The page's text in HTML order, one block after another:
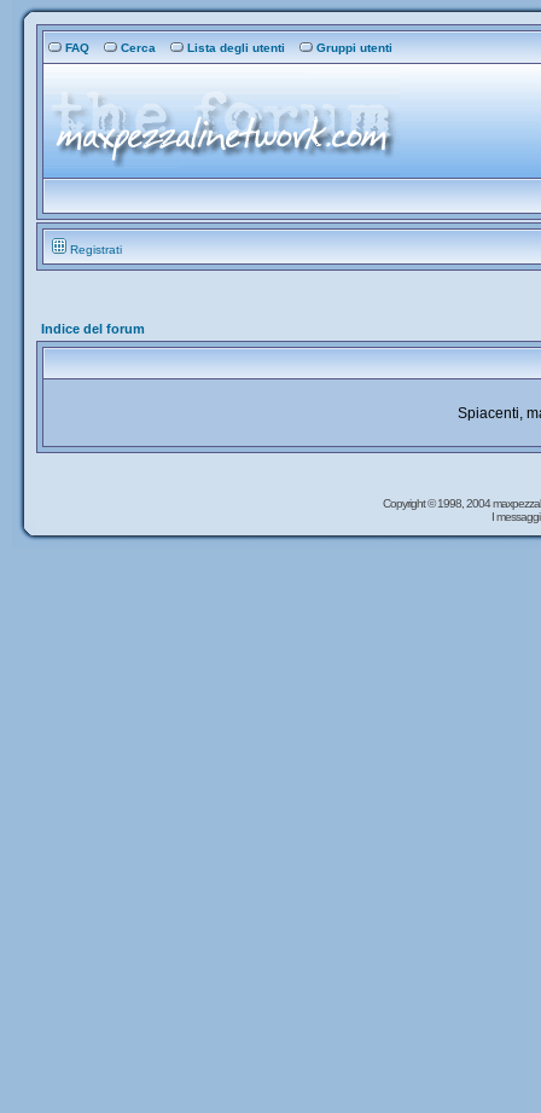
FAQ Cerca Lista degli utenti Gruppi utenti
Registrati
Indice del forum
Spiacenti,
Copyright © 1998, 2004
I